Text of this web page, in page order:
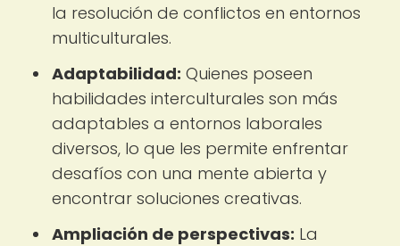
la resolución de conflictos en entornos
multiculturales.
Adaptabilidad: Quienes poseen
habilidades interculturales son más
adaptables a entornos laborales
diversos, lo que les permite enfrentar
desafíos con una mente abierta y
encontrar soluciones creativas.
Ampliación de perspectivas: La